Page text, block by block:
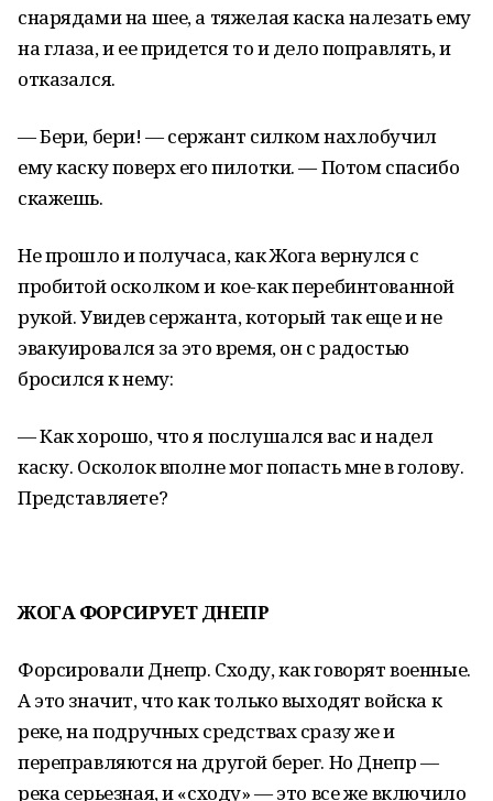
снарядами на шее, а тяжелая каска налезать ему
на глаза, и ее придется то и дело поправлять, и
отказался.
— Бери, бери! — сержант силком нахлобучил
ему каску поверх его пилотки. — Потом спасибо
скажешь.
Не прошло и получаса, как Жога вернулся с
пробитой осколком и кое-как перебинтованной
рукой. Увидев сержанта, который так еще и не
эвакуировался за это время, он с радостью
бросился к нему:
— Как хорошо, что я послушался вас и надел
каску. Осколок вполне мог попасть мне в голову.
Представляете?
ЖОГА ФОРСИРУЕТ ДНЕПР
Форсировали Днепр. Сходу, как говорят военные.
А это значит, что как только выходят войска к
реке, на подручных средствах сразу же и
переправляются на другой берег. Но Днепр —
река серьезная, и «сходу» — это все же включило